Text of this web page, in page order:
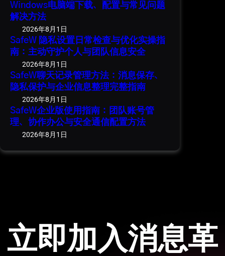
Windows电脑端下载、配置与常见问题
解决方法
2026年8月1日
SafeW 隐私设置日常检查与优化实操指
南：主动守护个人与团队信息安全
2026年8月1日
SafeW聊天记录管理方法：消息保存、
隐私保护与企业信息整理完整指南
2026年8月1日
SafeW企业版使用指南：团队账号管
理、协作办公与安全通信配置方法
2026年8月1日
立即加入消息革